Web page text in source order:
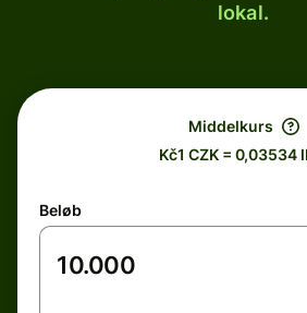
lokal.
Middelkurs
Kč1 CZK = 0,03534
Beløb